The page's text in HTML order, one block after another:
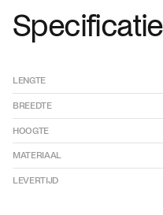
LENGTE
BREEDTE
HOOGTE
MATERIAAL
LEVERTIJD